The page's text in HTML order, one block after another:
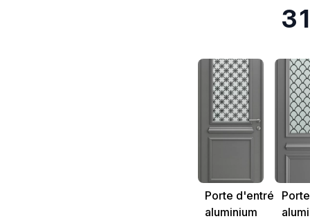
3
Porte d'entrée
aluminium